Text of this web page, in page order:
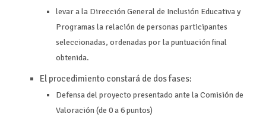
levar a la Dirección General de Inclusión Educativa y
Programas la relación de personas participantes
seleccionadas, ordenadas por lapuntuación final
obtenida.
El procedimiento constará de dos fases:
Defensa del proyecto presentado antela Comisión de
Valoración (de 0 a 6 puntos)